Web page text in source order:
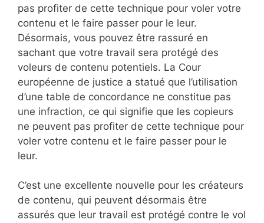
pas profiter de cette technique pour voler votre
contenu et le faire passer pour le leur.
Désormais, vous pouvez être rassuré en
sachant que votre travail sera protégé des
voleurs de contenu potentiels. La Cour
européenne de justice a statué que l’utilisation
d’une table de concordance ne constitue pas
une infraction, ce qui signifie que les copieurs
ne peuvent pas profiter de cette technique pour
voler votre contenu et le faire passer pour le
leur.
C’est une excellente nouvelle pour les créateurs
de contenu, qui peuvent désormais être
assurés que leur travail est protégé contre le vol